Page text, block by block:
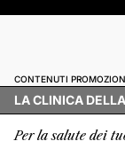
CONTENUTI
LA CLINICA
Per la salute dei